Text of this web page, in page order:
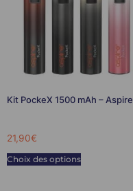
Kit PockeX 1500 mAh – Aspire
21,90€
Choix des options